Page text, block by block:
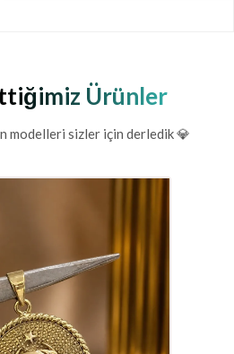
Ürünler
modelleri sizler için derledik 💎